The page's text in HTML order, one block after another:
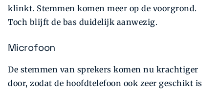
klinkt. Stemmen komen meer op de voorgrond.
Toch blijft de bas duidelijk aanwezig.
Microfoon
De stemmen van sprekers komen nu krachtiger
door, zodat de hoofdtelefoon ook zeer geschikt is